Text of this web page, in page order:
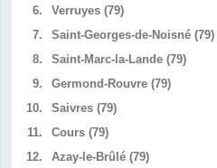
6.
Verruyes (79)
7.
Saint-Georges-de-Noisné (79)
8.
Saint-Marc-la-Lande (79)
9.
Germond-Rouvre (79)
10.
Saivres (79)
11.
Cours (79)
12.
Azay-le-Brûlé (79)